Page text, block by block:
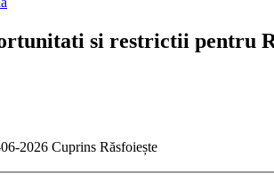
si restrictii pentru
2026 Cuprins Răsfoiește